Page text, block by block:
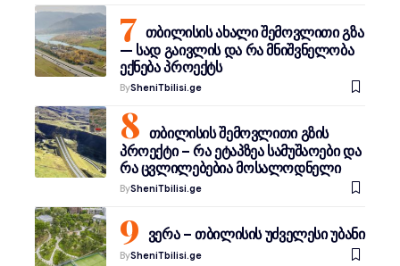
თბილისის ახალი შემოვლითი გზა
— სად გაივლის და რა მნიშვნელობა
ექნება პროექტს
BySheniTbilisi.ge
თბილისის შემოვლითი გზის
პროექტი – რა ეტაპზეა სამუშაოები და
რა ცვლილებებია მოსალოდნელი
BySheniTbilisi.ge
ვერა – თბილისის უძველესი უბანი
BySheniTbilisi.ge